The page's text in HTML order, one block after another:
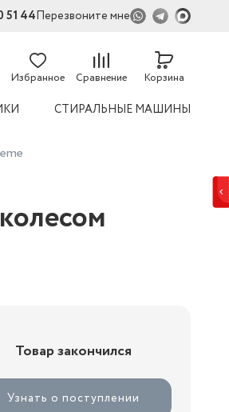
51 44Перезвоните мне
Избранное Сравнение
54
Корзина
СТИРАЛЬНЫЕ МАШИНЫ
Товар закончился
Узнать о поступлении